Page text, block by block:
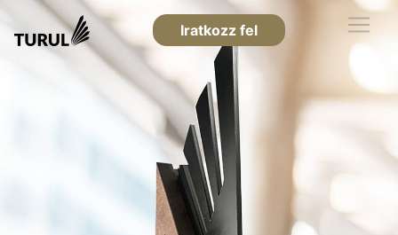
Iratkozz fel